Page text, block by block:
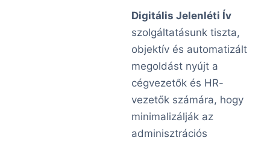
Digitális Jelenléti Ív
szolgáltatásunk tiszta,
objektív és automatizált
megoldást nyújt a
cégvezetők és HR-
vezetők számára, hogy
minimalizálják az
adminisztrációs